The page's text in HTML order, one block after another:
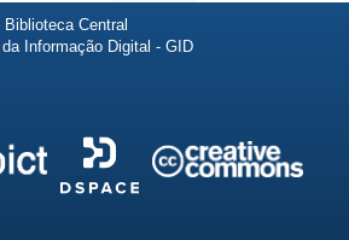
Central
Informação Digital - GID